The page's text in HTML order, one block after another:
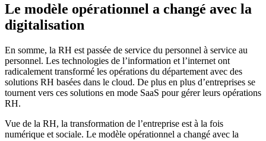
Le modèle opérationnel a changé avec la
digitalisation
En somme, la RH est passée de service du personnel à service au
personnel. Les technologies de l’information et l’internet ont
radicalement transformé les opérations du département avec des
solutions RH basées dans le cloud. De plus en plus d’entreprises se
tournent vers ces solutions en mode SaaS pour gérer leurs opérations
RH.
Vue de la RH, la transformation de l’entreprise est à la fois
numérique et sociale. Le modèle opérationnel a changé avec la